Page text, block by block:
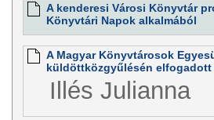
A kenderesi Városi Könyvtár
Könyvtári Napok alkalmából
A Magyar Könyvtárosok
küldöttközgyűlésén
Illés Julianna